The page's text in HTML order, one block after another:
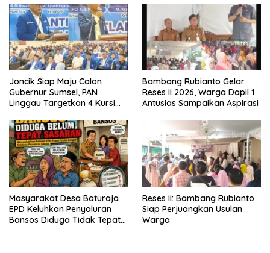
Joncik Siap Maju Calon
Gubernur Sumsel, PAN
Linggau Targetkan 4 Kursi
Bambang Rubianto Gelar
Reses II 2026, Warga Dapil 1
Antusias Sampaikan Aspirasi
Masyarakat Desa Baturaja
EPD Keluhkan Penyaluran
Bansos Diduga Tidak Tepat
Reses II: Bambang Rubianto
Siap Perjuangkan Usulan
Warga